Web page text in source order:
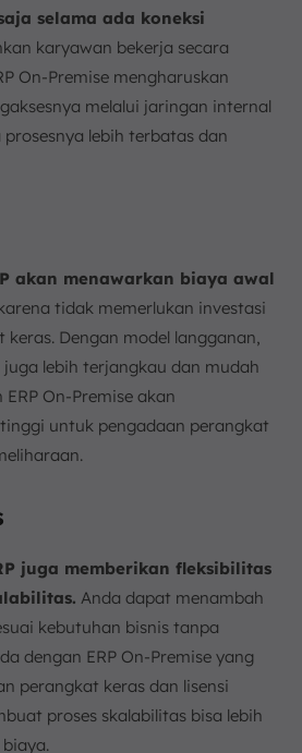
selama ada koneksi
karyawan bekerja secara
On-Premise mengharuskan
melalui jaringan internal
lebih terbatas dan
akan menawarkan biaya awal
tidak memerlukan investasi
Dengan model langganan,
lebih terjangkau dan mudah
On-Premise akan
untuk pengadaan perangkat
juga memberikan fleksibilitas
Anda dapat menambah
kebutuhan bisnis tanpa
dengan ERP On-Premise yang
perangkat keras dan lisensi
proses skalabilitas bisa lebih